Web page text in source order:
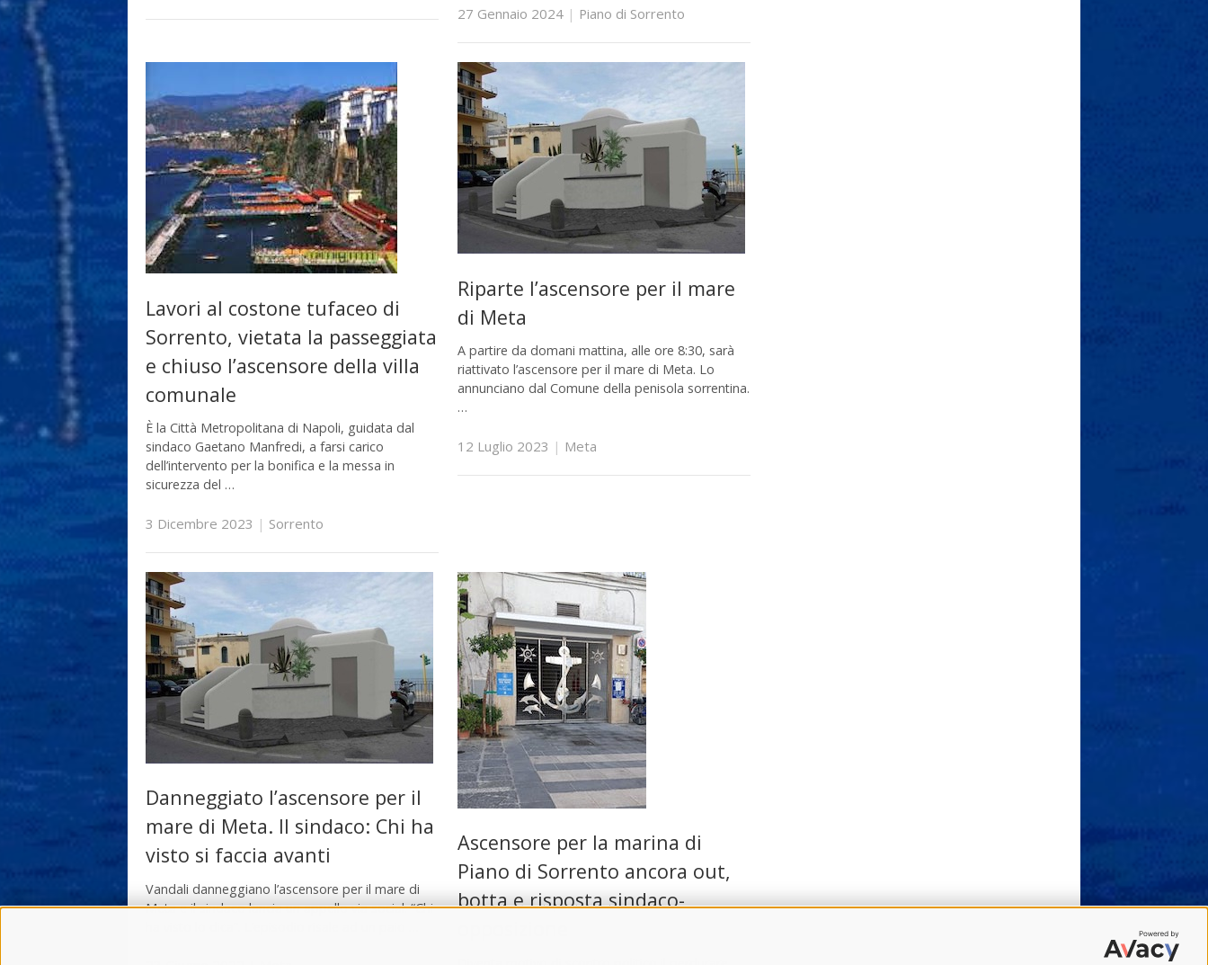
27 Gennaio 2024| Piano di Sorrento
Lavori al costone tufaceo di
Sorrento, vietata la passeggiata
e chiuso l’ascensore della villa
comunale
È la Città Metropolitana di Napoli, guidata dal
sindaco Gaetano Manfredi, a farsi carico
dell’intervento per la bonifica e la messa in
sicurezza del …
3 Dicembre 2023 | Sorrento
Riparte l’ascensore per il mare
di Meta
A partire da domani mattina, alle ore 8:30, sarà
riattivato l’ascensore per il mare di Meta. Lo
annunciano dal Comune della penisola sorrentina.
…
12 Luglio 2023 | Meta
Danneggiato l’ascensore per il
mare di Meta. Il sindaco: Chi ha
visto si faccia avanti
Vandali danneggiano l’ascensore per il mare di
Meta e il sindaco lancia un appello via social: “Chi
Ascensore per la marina di
Piano di Sorrento ancora out,
botta e risposta sindaco-